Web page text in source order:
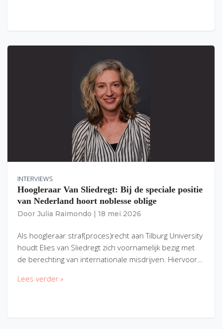
INTERVIEWS
Hoogleraar Van Sliedregt: Bij de speciale positie
van Nederland hoort noblesse oblige
Door Julia Raimondo 18 mei 2026
Als hoogleraar straf(proces)recht aan Tilburg University
houdt Elies van Sliedregt zich voornamelijk bezig met
de berechting van internationale misdrijven. Hiervoor…
Lees verder »